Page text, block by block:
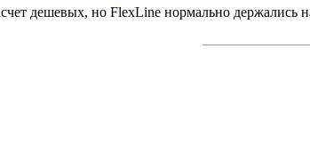
дешевых, но FlexLine нормально